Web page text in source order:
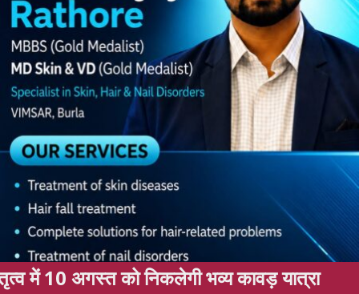
भव्य कावड़ यात्रा